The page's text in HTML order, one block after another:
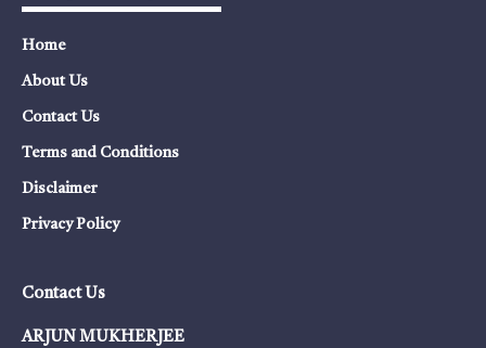
Home
About Us
Contact Us
Terms and Conditions
Disclaimer
Privacy Policy
Contact Us
ARJUN MUKHERJEE